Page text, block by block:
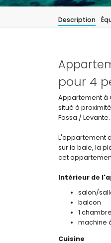
Description
pour 4
Appartement à
situé à
Fossa / Levante.
L'appartement
sur la baie, la
cet
Intérieur de
salon/
balcon
1
machine
Cuisine